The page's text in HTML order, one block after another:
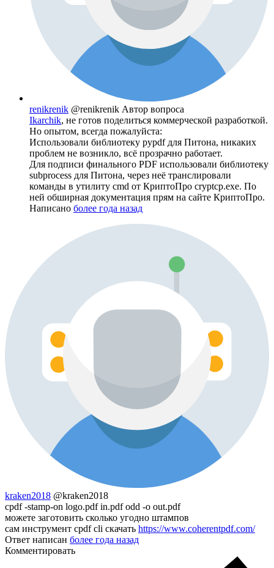
renikrenik @renikrenik Автор вопроса
Ikarchik, не готов поделиться коммерческой разработкой.
Но опытом, всегда пожалуйста:
Использовали библиотеку pypdf для Питона, никаких
проблем не возникло, всё прозрачно работает.
Для подписи финального PDF использовали библиотеку
subprocess для Питона, через неё транслировали
команды в утилиту cmd от КриптоПро cryptcp.exe. По
ней обширная документация прям на сайте КриптоПро.
Написано более года назад
kraken2018 @kraken2018
cpdf -stamp-on logo.pdf in.pdf odd -o out.pdf
можете заготовить сколько угодно штампов
сам инструмент cpdf cli скачать https://www.coherentpdf.com/
Ответ написан более года назад
Комментировать